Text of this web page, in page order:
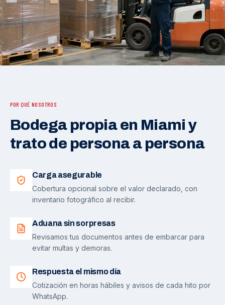
POR QUÉ NOSOTROS
Bodega propia en Miami y
trato de persona a persona
Carga asegurable
Cobertura opcional sobre el valor declarado, con
inventario fotográfico al recibir.
Aduana sin sorpresas
Revisamos tus documentos antes de embarcar para
evitar multas y demoras.
Respuesta el mismo día
Cotización en horas hábiles y avisos de cada hito por
WhatsApp.